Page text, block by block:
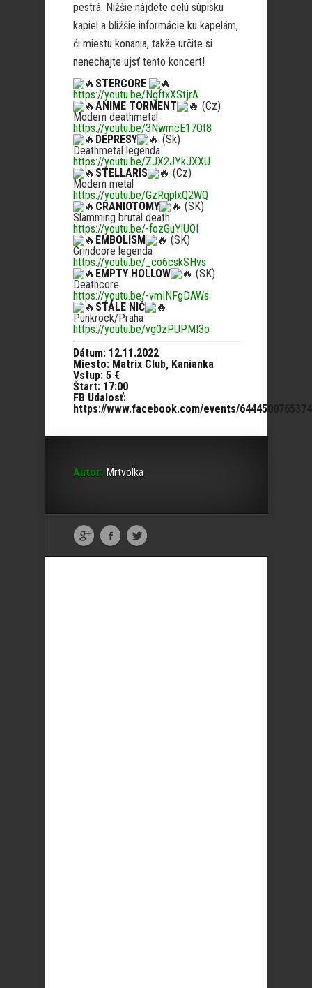
pestrá. Nižšie nájdete celú súpisku
kapiel a bližšie informácie ku kapelám,
či miestu konania, takže určite si
nenechajte ujsť tento koncert!
STERCORE
https://youtu.be/NgftxXStjrA
ANIME TORMENT
(Cz)
Modern deathmetal
https://youtu.be/3NwmcE17Ot8
DEPRESY
(Sk)
Deathmetal legenda
https://youtu.be/ZJX2JYkJXXU
STELLARIS
(Cz)
Modern metal
https://youtu.be/GzRqplxQ2WQ
CRANIOTOMY
(SK)
Slamming brutal death
https://youtu.be/-fozGuYlUOI
EMBOLISM
(SK)
Grindcore legenda
https://youtu.be/_co6cskSHvs
EMPTY HOLLOW
(SK)
Deathcore
https://youtu.be/-vmINFgDAWs
STÁLE NIČ
Punkrock/Praha
https://youtu.be/vg0zPUPMI3o
Dátum: 12.11.2022
Miesto: Matrix Club, Kanianka
Vstup: 5 €
Štart: 17:00
FB Udalosť:
https://www.facebook.com/events/
Autor: Mrtvolka